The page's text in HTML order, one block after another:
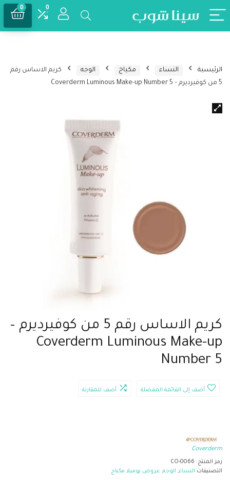
0
0
الرئيسية النساء مكياج الوجه
كريم الاساس رقم
5 من كوفيرديرم – Coverderm Luminous Make-up Number 5
كريم الاساس رقم 5 من كوفيرديرم –
Coverderm Luminous Make-up
Number 5
أضف إلى القائمة المفضلة أضف للمقارنة
Coverderm
رمز المنتج: CO-0066
التصنيفات النساء, الوجه, عروض يومية, مكياج